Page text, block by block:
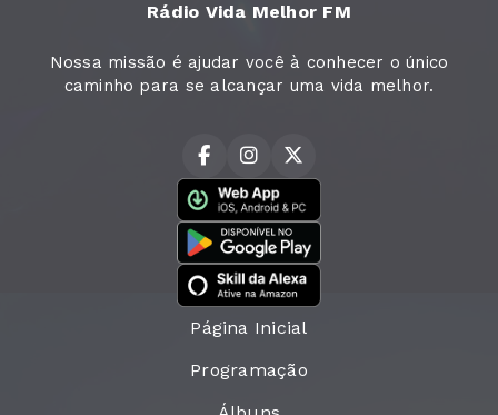
Rádio Vida Melhor FM
Nossa missão é ajudar você à conhecer o único
caminho para se alcançar uma vida melhor.
Página Inicial
Programação